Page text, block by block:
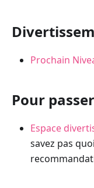
Prochain
Pour
Espace
savez pas